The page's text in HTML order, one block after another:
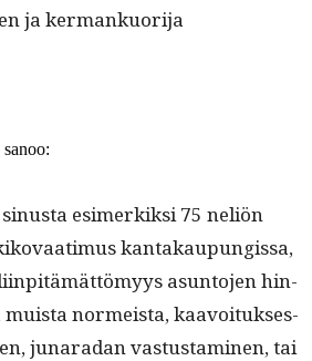
ja ker­mankuori­ja
sanoo:
esimerkik­si 75 neliön
kan­takaupungis­sa,
asun­to­jen hin­
muista normeista, kaavoituk­ses­
junaradan vas­tus­t­a­mi­nen, tai